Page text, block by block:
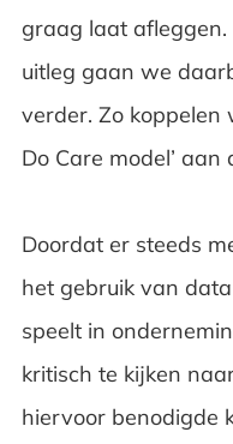
graag laat afleggen.
uitleg gaan we
verder. Zo koppelen
Do Care model’ aan
Doordat er steeds
het gebruik van
speelt in
kritisch te kijken
hiervoor benodigde